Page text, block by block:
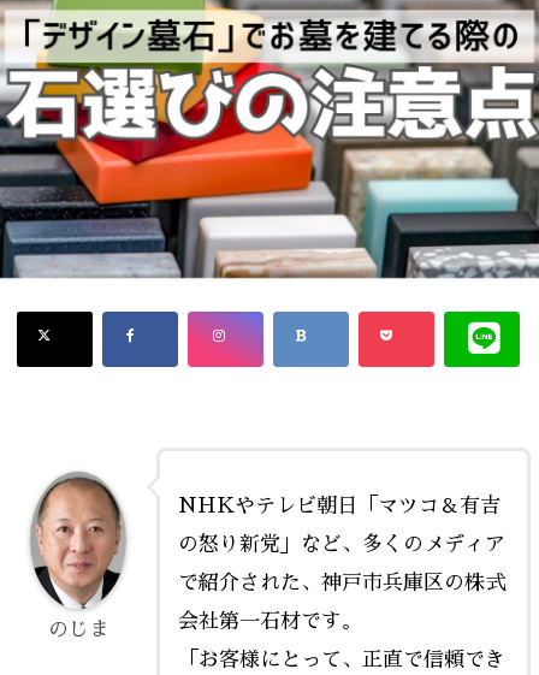
NHKやテレビ朝日「マツコ＆有吉
の怒り新党」など、多くのメディア
で紹介された、神戸市兵庫区の株式
会社第一石材です。
「お客様にとって、正直で信頼でき
のじま